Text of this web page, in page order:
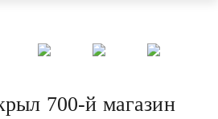
700-й магазин